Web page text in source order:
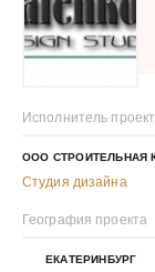
Исполнитель
ООО СТРОИТЕЛЬНАЯ
Студия дизайна
География проекта
ЕКАТЕРИНБУРГ